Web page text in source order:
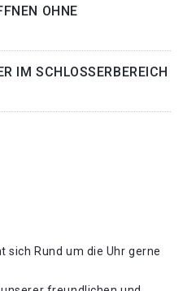
OHNE
IM SCHLOSSERBEREICH
sich Rund um die Uhr gerne